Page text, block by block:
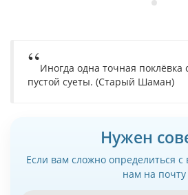
Иногда одна точная поклёвка
пустой суеты. (Старый Шаман)
Нужен
Если вам сложно определиться
нам на почту